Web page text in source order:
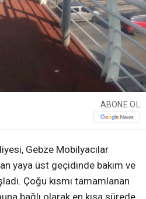
ABONE OL
Gebze Mobilyacılar
yaya üst geçidinde bakım ve
Çoğu kısmı tamamlanan
bağlı olarak en kısa sürede